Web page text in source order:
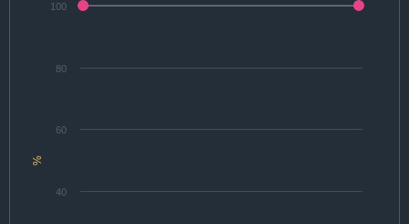
%
40
60
80
100